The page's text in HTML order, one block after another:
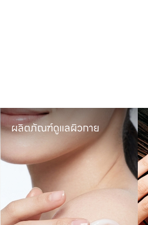
ผลิตภัณฑ์ดูแลผิวกาย